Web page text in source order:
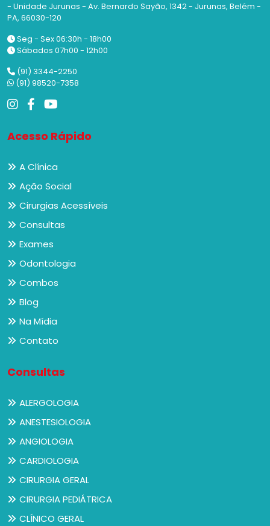
- Unidade Jurunas - Av. Bernardo Sayão, 1342 - Jurunas, Belém -
PA, 66030-120
Seg - Sex 06:30h - 18h00
Sábados 07h00 - 12h00
(91) 3344-2250
(91) 98520-7358
Acesso Rápido
A Clínica
Ação Social
Cirurgias Acessíveis
Consultas
Exames
Odontologia
Combos
Blog
Na Mídia
Contato
Consultas
ALERGOLOGIA
ANESTESIOLOGIA
ANGIOLOGIA
CARDIOLOGIA
CIRURGIA GERAL
CIRURGIA PEDIÁTRICA
CLÍNICO GERAL